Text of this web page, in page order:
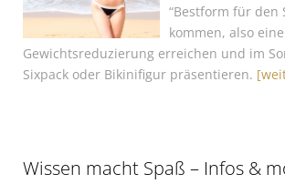
“Bestform für den
kommen, also eine
Gewichtsreduzierung erreichen und im
Sixpack oder Bikinifigur präsentieren.
Wissen macht Spaß – Infos &